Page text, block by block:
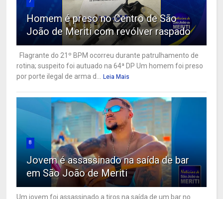
Homem é preso no Centro de São
João de Meriti com revólver raspado
Flagrante do 21º BPM ocorreu durante patrulhamento de
rotina; suspeito foi autuado na 64ª DP Um homem foi preso
por porte ilegal de arma d... Leia Mais
8
Jovem é assassinado na saída de bar
em São João de Meriti
Um jovem foi assassinado a tiros na saída de um bar no